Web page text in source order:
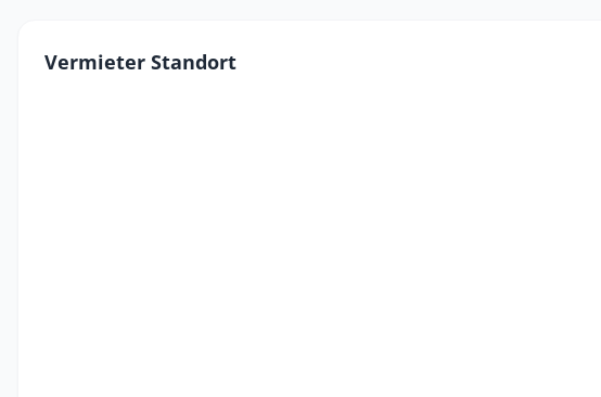
Vermieter Standort